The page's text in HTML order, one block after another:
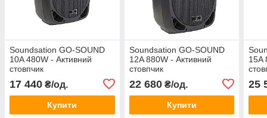
Soundsation GO-SOUND
10A 480W - Активний
стовпчик
17 440 ₴/од.
Купити
Soundsation GO-SOUND
12A 880W - Активний
стовпчик
22 680₴/од.
Купити
15A
25